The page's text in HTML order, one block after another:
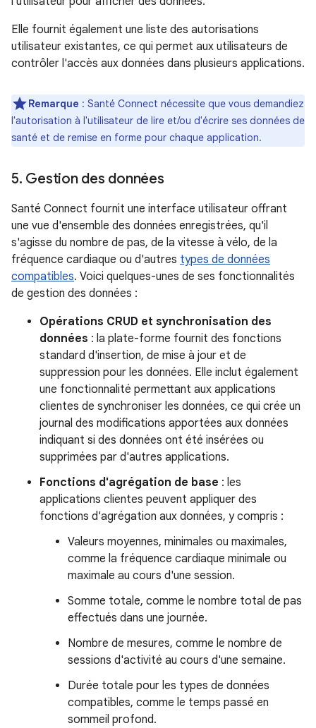
Elle fournit également une liste des autorisations
utilisateur existantes, ce qui permet aux utilisateurs de
contrôler l'accès aux données dans plusieurs applications.
Remarque : Santé Connect nécessite que vous demandiez
l'autorisation à l'utilisateur de lire et/ou d'écrire ses données de
santé et de remise en forme pour chaque application.
5. Gestion des données
Santé Connect fournit une interface utilisateur offrant
une vue d'ensemble des données enregistrées, qu'il
s'agisse du nombre de pas, de la vitesse à vélo, de la
fréquence cardiaque ou d'autres types de données
compatibles. Voici quelques-unes de ses fonctionnalités
de gestion des données :
Opérations CRUD et synchronisation des
données : la plate-forme fournit des fonctions
standard d'insertion, de mise à jour et de
suppression pour les données. Elle inclut également
une fonctionnalité permettant aux applications
clientes de synchroniser les données, ce qui crée un
journal des modifications apportées aux données
indiquant si des données ont été insérées ou
supprimées par d'autres applications.
Fonctions d'agrégation de base : les
applications clientes peuvent appliquer des
fonctions d'agrégation aux données, y compris :
Valeurs moyennes, minimales ou maximales,
comme la fréquence cardiaque minimale ou
maximale au cours d'une session.
Somme totale, comme le nombre total de pas
effectués dans une journée.
Nombre de mesures, comme le nombre de
sessions d'activité au cours d'une semaine.
Durée totale pour les types de données
compatibles, comme le temps passé en
sommeil profond.